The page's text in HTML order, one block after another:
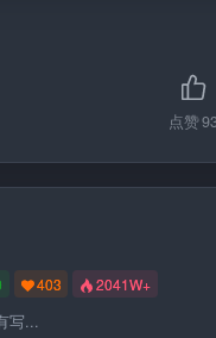
点赞
403 2041W+
写...